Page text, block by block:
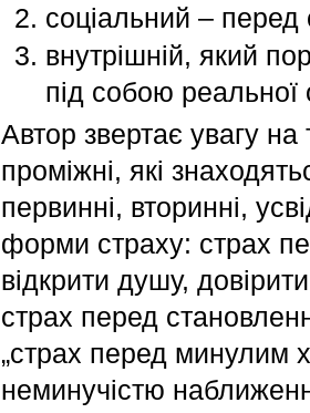
соціальний –
внутрішній, який
під собою
Автор звертає увагу
проміжні, які
первинні, вторинні,
форми страху: страх
відкрити душу,
страх перед
„страх перед минулим
неминучістю